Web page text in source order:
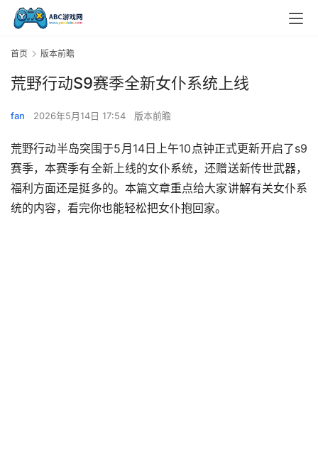
首页 版本前瞻
荒野行动S9赛季全新女仆系统上线
fan 2026年5月14日 17:54 版本前瞻
荒野行动半岛突围于5月14日上午10点钟正式更新开启了s9
赛季，本赛季有全新上线的女仆系统，还赠送新传世武器，
福利方面还是挺多的。本篇文章重点给大家讲解有关女仆系
统的内容，看完你也能轻松把女仆抱回家。